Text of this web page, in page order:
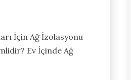
İçin Ağ İzolasyonu
Ev İçinde Ağ